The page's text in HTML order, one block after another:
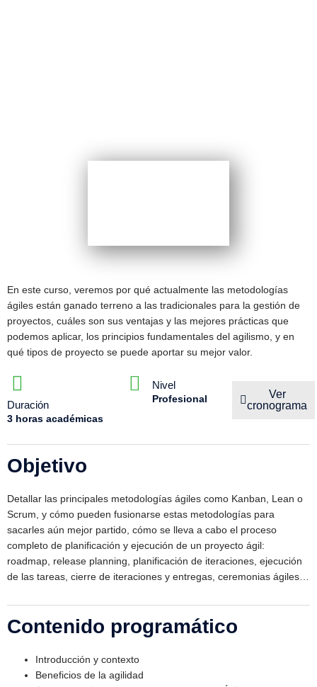
En este curso, veremos por qué actualmente las metodologías
ágiles están ganado terreno a las tradicionales para la gestión de
proyectos, cuáles son sus ventajas y las mejores prácticas que
podemos aplicar, los principios fundamentales del agilismo, y en
qué tipos de proyecto se puede aportar su mejor valor.
Duración
3 horas académicas
Nivel
Profesional
Ver
cronograma
Objetivo
Detallar las principales metodologías ágiles como Kanban, Lean o
Scrum, y cómo pueden fusionarse estas metodologías para
sacarles aún mejor partido, cómo se lleva a cabo el proceso
completo de planificación y ejecución de un proyecto ágil:
roadmap, release planning, planificación de iteraciones, ejecución
de las tareas, cierre de iteraciones y entregas, ceremonias ágiles…
Contenido programático
Introducción y contexto
Beneficios de la agilidad